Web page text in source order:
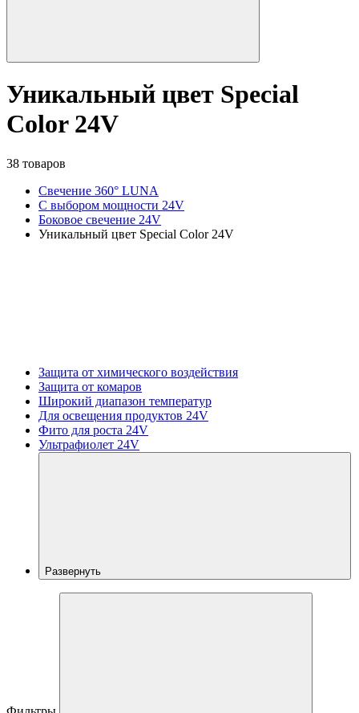
Уникальный цвет Special
Color 24V
38 товаров
Свечение 360° LUNA
С выбором мощности 24V
Боковое свечение 24V
Уникальный цвет Special Color 24V
Защита от химического воздействия
Защита от комаров
Широкий диапазон температур
Для освещения продуктов 24V
Фито для роста 24V
Ультрафиолет 24V
Развернуть